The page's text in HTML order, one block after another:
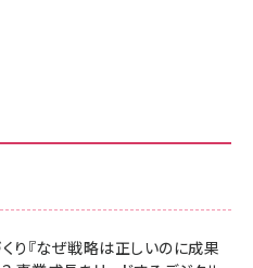
り『なぜ戦略は正しいのに成果